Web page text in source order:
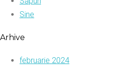
Sine
Arhive
februarie 2024